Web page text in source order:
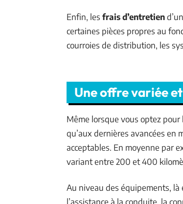
Enfin, les frais d’entretien
certaines pièces propres au
courroies de distribution, les
Une offre variée
Même lorsque vous optez pour
qu’aux dernières avancées en
acceptables. En moyenne par
variant entre 200 et 400
Au niveau des équipements, là
l’assistance à la conduite, la